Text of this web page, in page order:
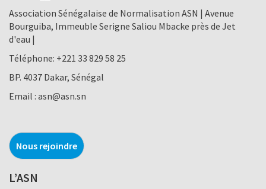
Association Sénégalaise de Normalisation ASN | Avenue
Bourguiba, Immeuble Serigne Saliou Mbacke près de Jet
d'eau |
Téléphone: +221 33 829 58 25
BP. 4037 Dakar, Sénégal
Email : asn@asn.sn
Nous rejoindre
L’ASN